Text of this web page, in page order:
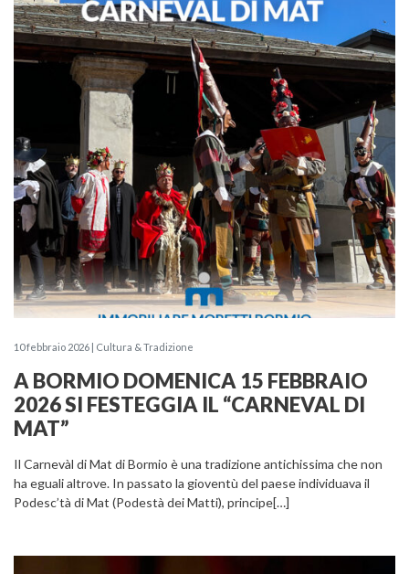
10 febbraio 2026 | Cultura & Tradizione
A BORMIO DOMENICA 15 FEBBRAIO
2026 SI FESTEGGIA IL “CARNEVAL DI
MAT”
Il Carnevàl di Mat di Bormio è una tradizione antichissima che non
ha eguali altrove. In passato la gioventù del paese individuava il
Podesc’tà di Mat (Podestà dei Matti), principe[…]